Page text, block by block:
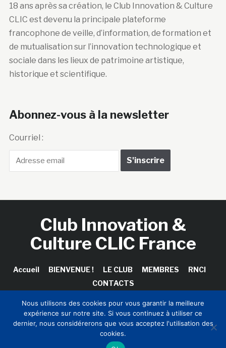
18 ans après sa création, le Club Innovation & Culture
CLIC est devenu la principale plateforme
francophone de veille, d’information, de formation et
de mutualisation sur l’innovation technologique et
sociale dans les lieux de patrimoine artistique,
historique et scientifique.
Abonnez-vous à la newsletter
Courriel :
Club Innovation &
Culture CLIC France
Accueil BIENVENUE ! LE CLUB MEMBRES
RNCI
CONTACTS
Copyright © 2026 Club Innovation & Culture CLIC France /
Sinapses Conseils
Nous utilisons des cookies pour vous garantir la meilleure
expérience sur notre site. Si vous continuez à utiliser ce
dernier, nous considérerons que vous acceptez l'utilisation des
cookies.